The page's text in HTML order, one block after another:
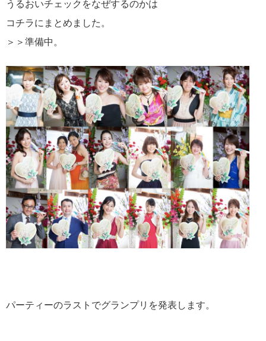
うるおいチェックをなぜするのかは
コチラにまとめました。
＞＞準備中。
パーティーのラストでグランプリを発表します。